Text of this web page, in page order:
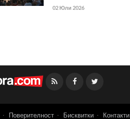
02 Юли 2026
Facebook
Поверителност Бисквитки Контакти